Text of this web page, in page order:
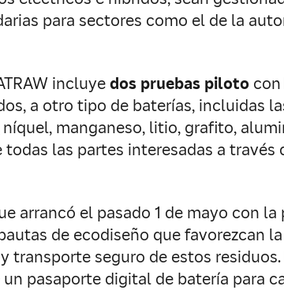
para sectores como el de la
incluyedos pruebas piloto con
a otro tipo de baterías, incluidas
manganeso, litio, grafito,
todas las partes interesadas a
arrancó el pasado 1 de mayo con
de ecodiseño que favorezcan
transporte seguro de estos
un pasaporte digital de batería para